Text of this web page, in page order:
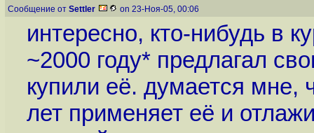
Сообщение от Settler on 23-Ноя-05, 00:06
интересно, кто-нибудь в
~2000 году* предлагал
купили её. думается мне,
лет применяет её и